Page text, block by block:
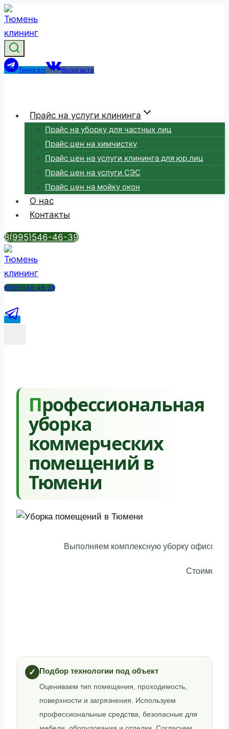
Перейти
к
содержимому
Telegram Вконтакте
Прайс на услуги клининга
Прайс на уборку для частных лиц
Прайс цен на химчистку
Прайс цен на услуги клининга для юр.лиц
Прайс цен на услуги СЭС
Прайс цен на мойку окон
О нас
Контакты
8(995)546-46-39
8(995)546-46-39
Профессиональная
уборка
коммерческих
помещений в
Тюмени
Выполняем комплексную уборку офисов,
Стоимость
✓ Подбор технологии под объект
Оцениваем тип помещения, проходимость,
поверхности и загрязнения. Используем
профессиональные средства, безопасные для